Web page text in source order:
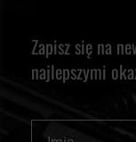
Zapisz się na
najlepszymi